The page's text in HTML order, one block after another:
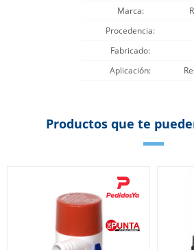
Marca
Procedencia
Fabricado
Aplicación
Productos que te